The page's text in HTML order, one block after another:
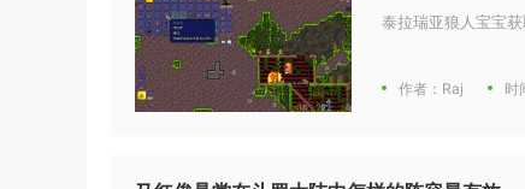
泰拉瑞亚狼人宝宝
作者：Raj 时